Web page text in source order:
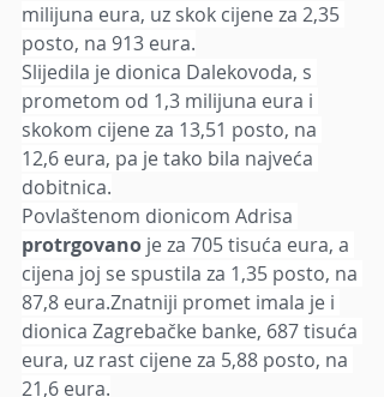
milijuna eura, uz skok cijene za 2,35
posto, na 913 eura.
Slijedila je dionica Dalekovoda, s
prometom od 1,3 milijuna eura i
skokom cijene za 13,51 posto, na
12,6 eura, pa je tako bila najveća
dobitnica.
Povlaštenom dionicom Adrisa
protrgovano je za 705 tisuća eura, a
cijena joj se spustila za 1,35 posto, na
87,8 eura.Znatniji promet imala je i
dionica Zagrebačke banke, 687 tisuća
eura, uz rast cijene za 5,88 posto, na
21,6 eura.